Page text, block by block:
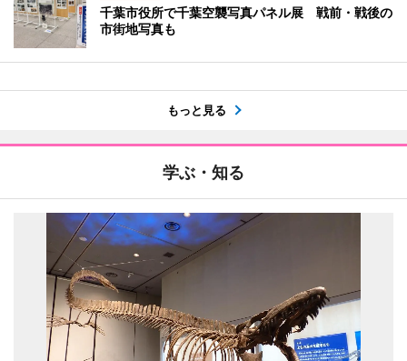
千葉市役所で千葉空襲写真パネル展 戦前・戦後の
市街地写真も
もっと見る
学ぶ・知る